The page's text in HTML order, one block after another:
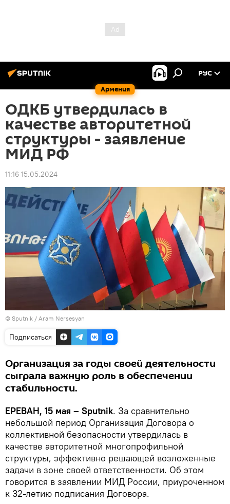
Армения
РУС
ОДКБ утвердилась в
качестве авторитетной
структуры - заявление
МИД РФ
11:16 15.05.2024
© Sputnik / Aram Nersesyan
Подписаться
Организация за годы своей деятельности
сыграла важную роль в обеспечении
стабильности.
ЕРЕВАН, 15 мая – Sputnik. За сравнительно
небольшой период Организация Договора о
коллективной безопасности утвердилась в
качестве авторитетной многопрофильной
структуры, эффективно решающей возложенные
задачи в зоне своей ответственности. Об этом
говорится в заявлении МИД России, приуроченном
к 32-летию подписания Договора.